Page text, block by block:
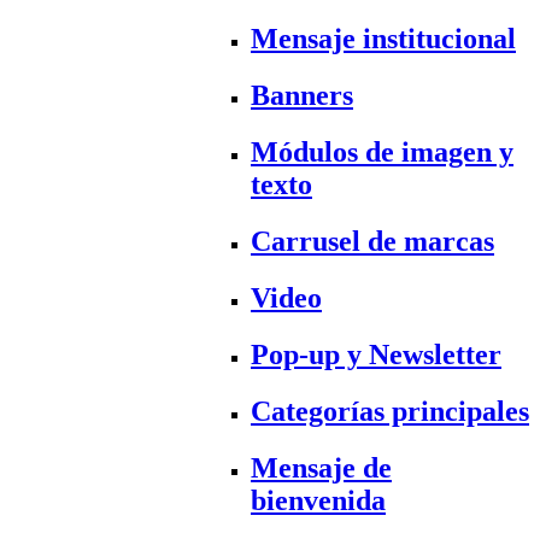
Mensaje institucional
Banners
Módulos de imagen y
texto
Carrusel de marcas
Video
Pop-up y Newsletter
Categorías principales
Mensaje de
bienvenida